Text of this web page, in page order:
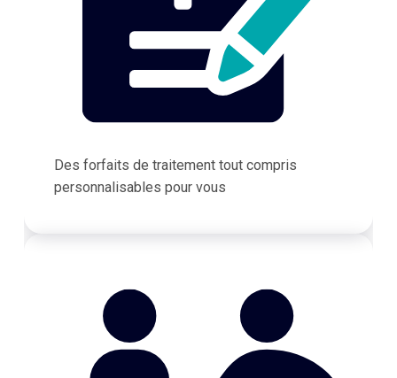
Des forfaits de traitement tout compris
personnalisables pour vous